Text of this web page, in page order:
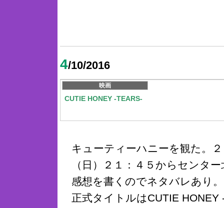
4/10/2016
映画
CUTIE HONEY -TEARS-
キューティーハニーを観た。
（日）２１：４５からセンタ
感想を書くのでネタバレあり。
正式タイトルはCUTIE HONEY